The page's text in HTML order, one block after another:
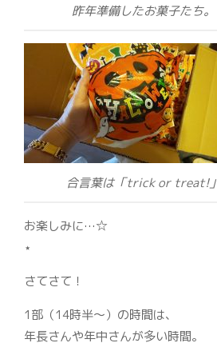
昨年準備したお菓子たち。
合言葉は「trick or treat!」
お楽しみに…☆
⋆
さてさて！
1部（14時半～）の時間は、
年長さんや年中さんが多い時間。